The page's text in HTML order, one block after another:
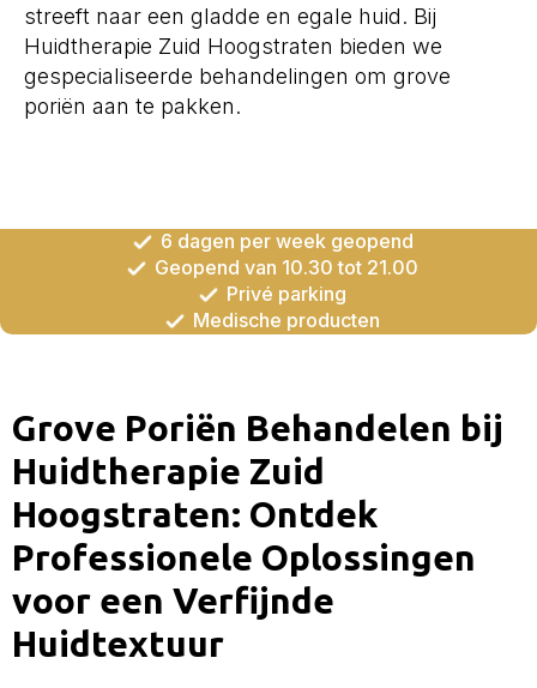
streeft naar een gladde en egale huid. Bij
Huidtherapie Zuid Hoogstraten bieden we
gespecialiseerde behandelingen om grove
poriën aan te pakken.
6 dagen per week geopend
Geopend van 10.30 tot 21.00
Privé parking
Medische producten
Grove Poriën Behandelen bij
Huidtherapie Zuid
Hoogstraten: Ontdek
Professionele Oplossingen
voor een Verfijnde
Huidtextuur